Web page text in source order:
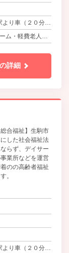
より車（２０分）
台駅よりバス
ム・軽費老人ホ
詳細
総合福祉】生駒市
した社会福祉法
らず、デイサー
業所などを運営
のの高齢者福祉
。
り車（２０分）